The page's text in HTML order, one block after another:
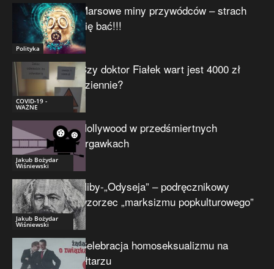
Polityka
Marsowe miny przywódców – strach
się bać!!!
COVID-19 -
WAŻNE
Czy doktor Fiałek wart jest 4000 zł
dziennie?
Jakub Bożydar
Wiśniewski
Hollywood w przedśmiertnych
drgawkach
Jakub Bożydar
Wiśniewski
Niby-„Odyseja” – podręcznikowy
wzorzec „marksizmu popkulturowego”
Celebracja homoseksualizmu na
ołtarzu